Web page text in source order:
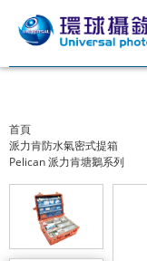
首頁
派力肯防水氣密式提箱
Pelican 派力肯塘鵝系列